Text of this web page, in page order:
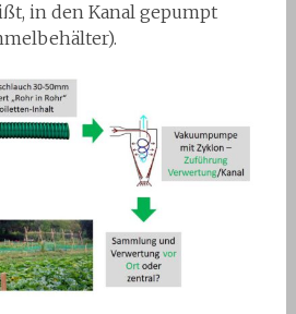
in den Kanal gepumpt